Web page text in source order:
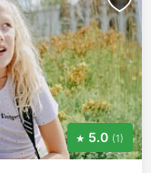
5.0 (1)